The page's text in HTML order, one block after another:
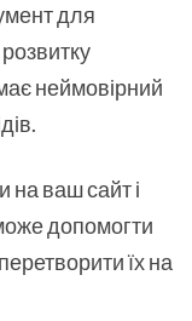
для
неймовірний
на ваш сайт і
допомогти
їх на